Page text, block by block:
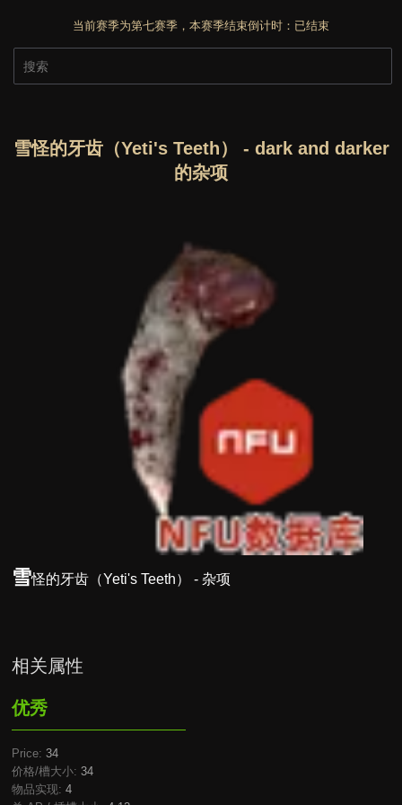
当前赛季为第七赛季，本赛季结束倒计时： 已结束
雪怪的牙齿（Yeti's Teeth） - dark and darker
的杂项
雪怪的牙齿（Yeti's Teeth） - 杂项
相关属性
优秀
Price: 34
价格/槽大小: 34
物品实现: 4